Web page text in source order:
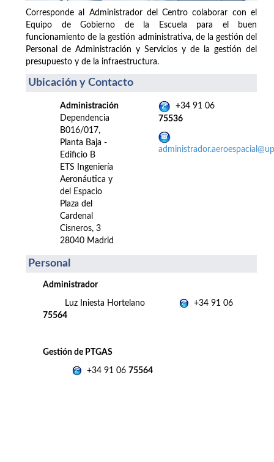
Corresponde al Administrador del Centro colaborar con el
Equipo de Gobierno de la Escuela para el buen
funcionamiento de la gestión administrativa, de la gestión del
Personal de Administración y Servicios y de la gestión del
presupuesto y de la infraestructura.
Ubicación y Contacto
Administración
Dependencia
B016/017,
Planta Baja -
Edificio B
ETS Ingeniería
Aeronáutica y
del Espacio
Plaza del
Cardenal
Cisneros, 3
28040 Madrid
+34 91 06
75536
Personal
Administrador
Luz Iniesta Hortelano
+34 91 06
75564
Gestión de PTGAS
+34 91 06 75564